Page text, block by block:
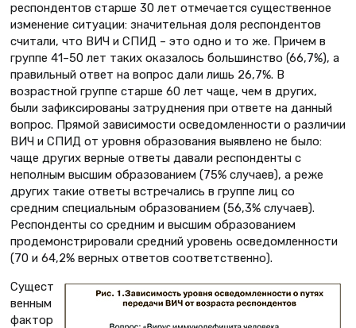
респондентов старше 30 лет отмечается существенное
изменение ситуации: значительная доля респондентов
считали, что ВИЧ и СПИД – это одно и то же. Причем в
группе 41–50 лет таких оказалось большинство (66,7%), а
правильный ответ на вопрос дали лишь 26,7%. В
возрастной группе старше 60 лет чаще, чем в других,
были зафиксированы затруднения при ответе на данный
вопрос. Прямой зависимости осведомленности о различии
ВИЧ и СПИД от уровня образования выявлено не было:
чаще других верные ответы давали респонденты с
неполным высшим образованием (75% случаев), а реже
других такие ответы встречались в группе лиц со
средним специальным образованием (56,3% случаев).
Респонденты со средним и высшим образованием
продемонстрировали средний уровень осведомленности
(70 и 64,2% верных ответов соответственно).
Сущест
венным
фактор